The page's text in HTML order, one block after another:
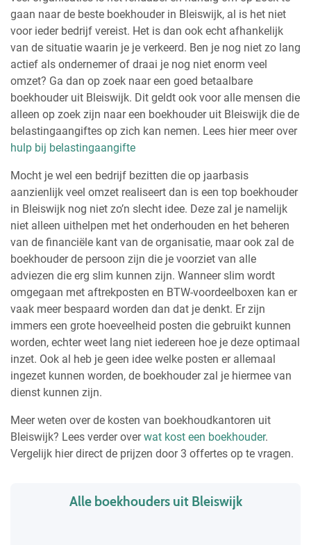
gaan naar de beste boekhouder in Bleiswijk, al is het niet
voor ieder bedrijf vereist. Het is dan ook echt afhankelijk
van de situatie waarin je je verkeerd. Ben je nog niet zo lang
actief als ondernemer of draai je nog niet enorm veel
omzet? Ga dan op zoek naar een goed betaalbare
boekhouder uit Bleiswijk. Dit geldt ook voor alle mensen die
alleen op zoek zijn naar een boekhouder uit Bleiswijk die de
belastingaangiftes op zich kan nemen. Lees hier meer over
hulp bij belastingaangifte
Mocht je wel een bedrijf bezitten die op jaarbasis
aanzienlijk veel omzet realiseert dan is een top boekhouder
in Bleiswijk nog niet zo’n slecht idee. Deze zal je namelijk
niet alleen uithelpen met het onderhouden en het beheren
van de financiële kant van de organisatie, maar ook zal de
boekhouder de persoon zijn die je voorziet van alle
adviezen die erg slim kunnen zijn. Wanneer slim wordt
omgegaan met aftrekposten en BTW-voordeelboxen kan er
vaak meer bespaard worden dan dat je denkt. Er zijn
immers een grote hoeveelheid posten die gebruikt kunnen
worden, echter weet lang niet iedereen hoe je deze optimaal
inzet. Ook al heb je geen idee welke posten er allemaal
ingezet kunnen worden, de boekhouder zal je hiermee van
dienst kunnen zijn.
Meer weten over de kosten van boekhoudkantoren uit
Bleiswijk? Lees verder overwat kost een boekhouder.
Vergelijk hier direct de prijzen door 3 offertes op te vragen.
Alle boekhouders uit Bleiswijk